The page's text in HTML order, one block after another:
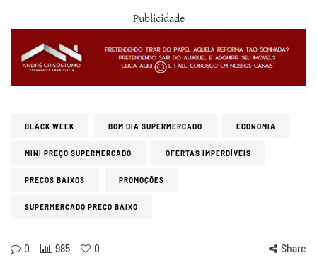
Publicidade
BLACK WEEK BOM DIA SUPERMERCADO ECONOMIA
MINI PREÇO SUPERMERCADO OFERTAS IMPERDÍVEIS
PREÇOS BAIXOS PROMOÇÕES
SUPERMERCADO PREÇO BAIXO
0 985 0 Share